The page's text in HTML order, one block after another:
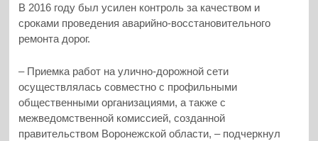
В 2016 году был усилен контроль за качеством и
сроками проведения аварийно-восстановительного
ремонта дорог.
– Приемка работ на улично-дорожной сети
осуществлялась совместно с профильными
общественными организациями, а также с
межведомственной комиссией, созданной
правительством Воронежской области, – подчеркнул